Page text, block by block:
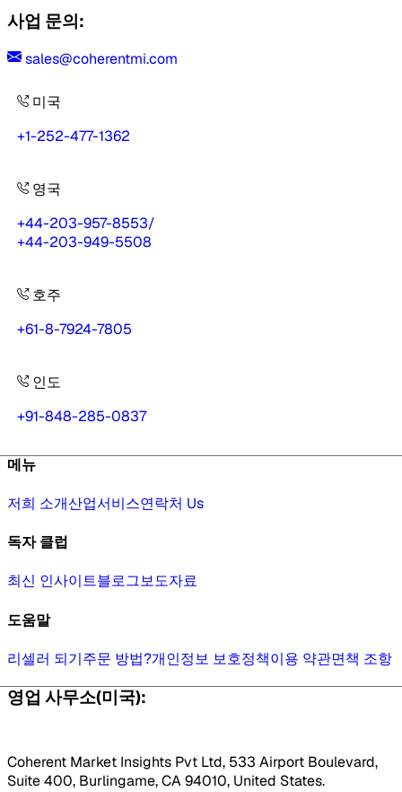
사업 문의:
sales@coherentmi.com
미국
+1-252-477-1362
영국
+44-203-957-8553/
+44-203-949-5508
호주
+61-8-7924-7805
인도
+91-848-285-0837
메뉴
저희 소개산업서비스연락처 Us
독자 클럽
최신 인사이트블로그보도자료
도움말
리셀러 되기주문 방법?개인정보 보호정책이용 약관면책 조항
영업 사무소(미국):
Coherent Market Insights Pvt Ltd, 533 Airport Boulevard,
Suite 400, Burlingame, CA 94010, United States.